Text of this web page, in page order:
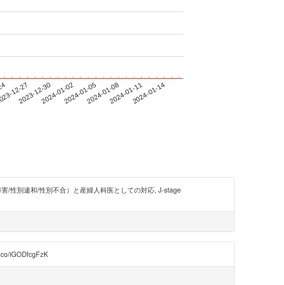
12-27
2023-12-302024-01-022024-01-052024-01-082024-01-112024-01-14
/性別違和/性別不合）と産婦人科医としての対応, J-stage
iGODfcgFzK